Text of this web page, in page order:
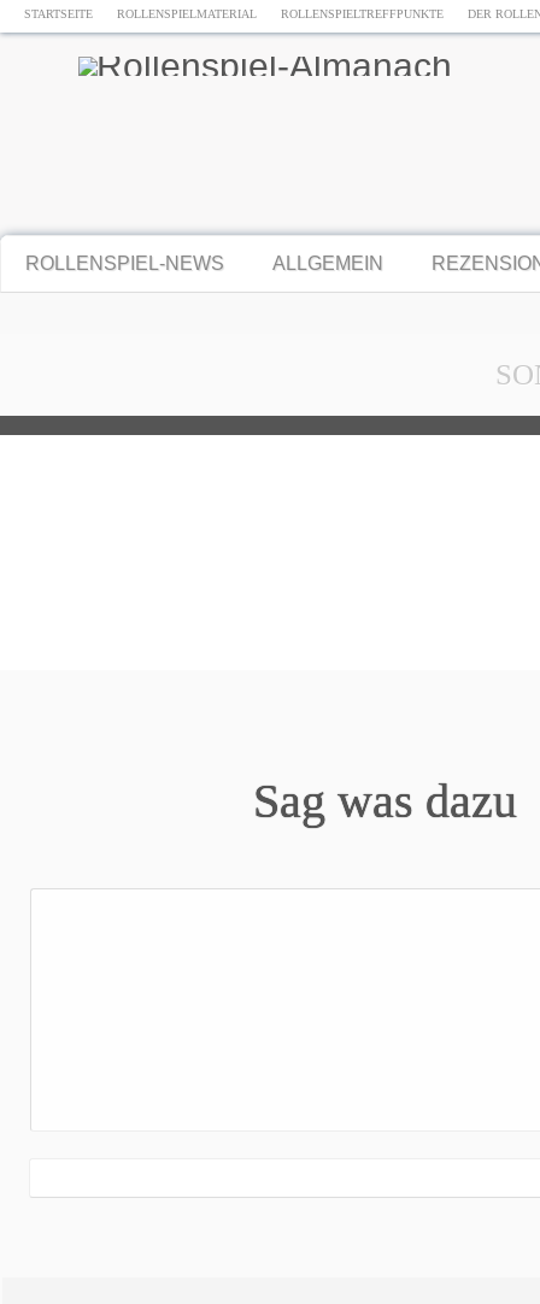
STARTSEITE ROLLENSPIELMATERIAL ROLLENSPIELTREFFPUNKTE DER
ROLLENSPIEL-NEWS ALLGEMEIN
Sag was dazu